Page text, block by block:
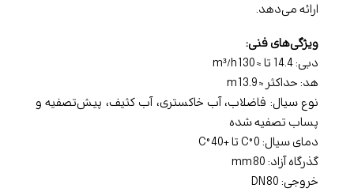
ارائه می‌دهد.
ویژگی‌های فنی:
دبی: 14.4 تا ≈ 130 m³/h
هد: حداکثر ≈ 13.9 m
نوع سیال: فاضلاب، آب خاکستری، آب کثیف، پیش‌تصفیه و
پساب تصفیه شده
دمای سیال: 0 °C تا +40 °C
گذرگاه آزاد: 80 mm
خروجی: DN 80